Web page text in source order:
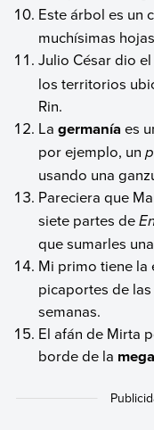
Este árbol es un
muchísimas
Julio César dio
los territorios
Rin.
Lagermanía es
por ejemplo, un
usando una
Pareciera que
siete partes de
que sumarles
Mi primo tiene la
picaportes de
semanas.
El afán de Mirta
borde de la